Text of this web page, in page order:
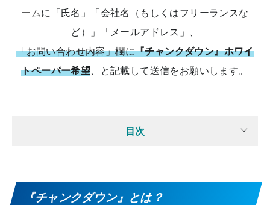
ームに「氏名」「会社名（もしくはフリーランスな
ど）」「メールアドレス」、
「お問い合わせ内容」欄に『チャンクダウン』ホワイ
トペーパー希望 、と記載して送信をお願いします。
目次
『チャンクダウン』とは？